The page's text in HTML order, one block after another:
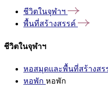
ชีวิตในจุฬาฯ
พื้นที่สร้างสรรค์
ชีวิตในจุฬาฯ
หอสมุดและพื้นที่สร้างสร
หอพัก หอพัก